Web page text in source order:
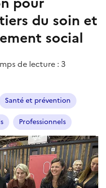
du soin et
social
de lecture : 3
Santé et prévention
Professionnels